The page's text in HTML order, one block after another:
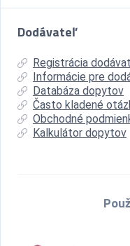
Dodávateľ
Registrácia
Informácie pre
Databáza dopytov
Často kladené
Obchodné
Kalkulátor dopytov